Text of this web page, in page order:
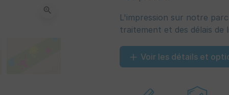
zoom_in
L'impression sur notre
traitement et des délais de
Voir les détails et